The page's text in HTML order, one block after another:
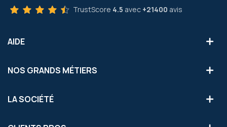
TrustScore 4.5 avec +21400 avis
AIDE
NOS GRANDS MÉTIERS
LA SOCIÉTÉ